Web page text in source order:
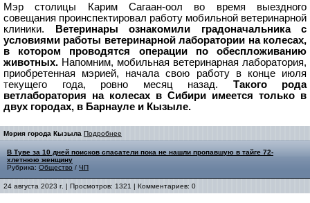
Мэр столицы Карим Сагаан-оол во время выездного
совещания проинспектировал работу мобильной ветеринарной
клиники.
Ветеринары ознакомили градоначальника с
условиями работы ветеринарной лаборатории на колесах,
в котором проводятся операции по обеспложиванию
животных. Напомним, мобильная ветеринарная лаборатория,
приобретенная мэрией, начала свою работу в конце июля
текущего года, ровно месяц назад. Такого рода
ветлаборатория на колесах в Сибири имеется только в
двух городах, в Барнауле и Кызыле.
Мэрия города Кызыла Подробнее
В Туве за 10 дней поисков спасатели пока не нашли пропавшую в тайге 72-
хлетнюю женщину
Рубрика: Общество / ЧП
24 августа 2023 г. | Просмотров: 1321 | Комментариев: 0